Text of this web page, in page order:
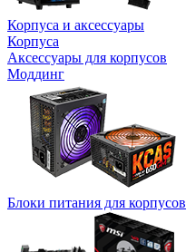
Корпуса и аксессуары
Корпуса
Аксессуары для корпусов
Моддинг
Блоки питания для корпусов